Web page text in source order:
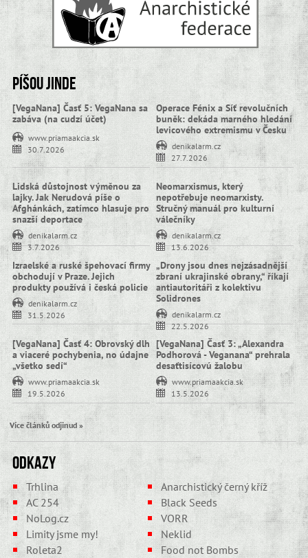
Píšou jinde
[VegaNana] Časť 5: VegaNana sa
zabáva (na cudzí účet)
www.priamaakcia.sk
30.7.2026
Operace Fénix a Síť revolučních
buněk: dekáda marného hledání
levicového extremismu v Česku
denikalarm.cz
27.7.2026
Lidská důstojnost výměnou za
lajky. Jak Nerudová píše o
Afghánkách, zatímco hlasuje pro
snazší deportace
denikalarm.cz
3.7.2026
Neomarxismus, který
nepotřebuje neomarxisty.
Stručný manuál pro kulturní
válečníky
denikalarm.cz
13.6.2026
Izraelské a ruské špehovací firmy
obchodují v Praze. Jejich
produkty používá i česká policie
denikalarm.cz
31.5.2026
„Drony jsou dnes nejzásadnější
zbraní ukrajinské obrany,“ říkají
antiautoritáři z kolektivu
Solidrones
denikalarm.cz
22.5.2026
[VegaNana] Časť 4: Obrovský dlh
a viaceré pochybenia, no údajne
„všetko sedí“
www.priamaakcia.sk
19.5.2026
[VegaNana] Časť 3: „Alexandra
Podhorová - Veganana“ prehrala
desaťtisícovú žalobu
www.priamaakcia.sk
13.5.2026
Více článků odjinud »
Odkazy
Trhlina
Anarchistický černý kříž
AC 254
Black Seeds
NoLog.cz
VORR
Limity jsme my!
Neklid
Roleta2
Food not Bombs